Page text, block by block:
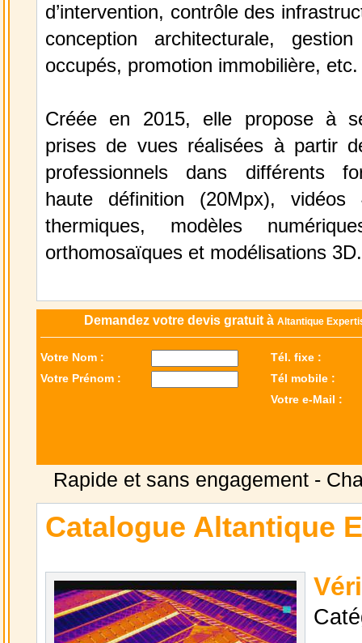
d’intervention, contrôle des
conception architecturale,
occupés, promotion immobilière, etc.
Créée en 2015, elle propose à
prises de vues réalisées à partir
professionnels dans différents
haute définition (20Mpx), vidéos
thermiques, modèles
orthomosaïques et modélisations 3D.
Demandez votre devis gratuit à Altantique
Votre Nom :
Tél. fixe :
Votre Prénom :
Tél mobile :
Votre e-Mail :
Rapide et sans engagement -
Catalogue Altantique